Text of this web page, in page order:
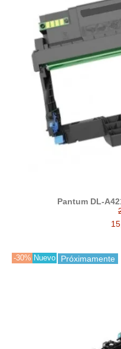
Pantum DL-
-30% Nuevo Próximamente